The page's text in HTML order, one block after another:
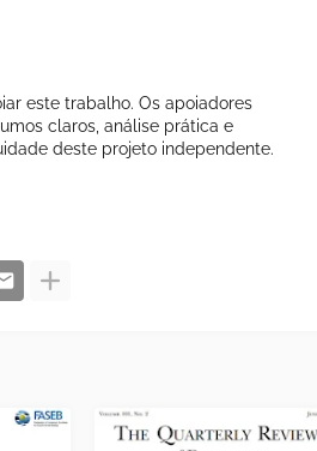
este trabalho. Os apoiadores
claros, análise prática e
deste projeto independente.